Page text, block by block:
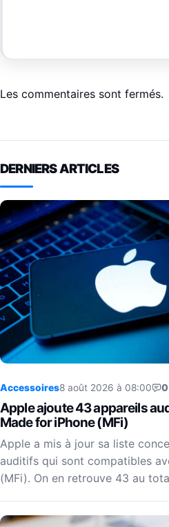
Les commentaires sont fermés.
DERNIERS ARTICLES
Accessoires8 août 2026 à 08:00 0
Apple ajoute 43 appareils
Made for iPhone (MFi)
Apple a mis à jour sa liste
auditifs qui sont compatibles
(MFi). On en retrouve 43 au